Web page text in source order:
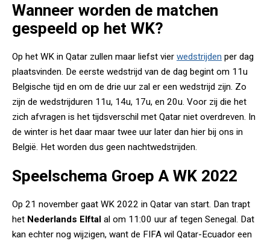
Wanneer worden de matchen
gespeeld op het WK?
Op het WK in Qatar zullen maar liefst vier wedstrijden per dag
plaatsvinden. De eerste wedstrijd van de dag begint om 11u
Belgische tijd en om de drie uur zal er een wedstrijd zijn. Zo
zijn de wedstrijduren 11u, 14u, 17u, en 20u. Voor zij die het
zich afvragen is het tijdsverschil met Qatar niet overdreven. In
de winter is het daar maar twee uur later dan hier bij ons in
België. Het worden dus geen nachtwedstrijden.
Speelschema Groep A WK 2022
Op 21 november gaat WK 2022 in Qatar van start. Dan trapt
het Nederlands Elftal al om 11:00 uur af tegen Senegal. Dat
kan echter nog wijzigen, want de FIFA wil Qatar-Ecuador een